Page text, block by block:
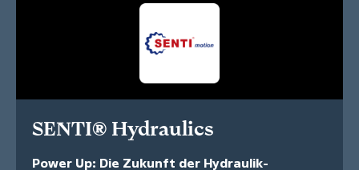
SENTI® Hydraulics
Power Up: Die Zukunft der Hydraulik-